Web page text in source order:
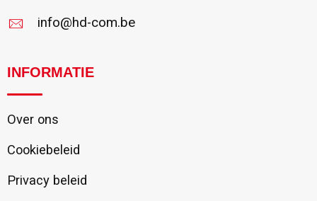
info@hd-com.be
INFORMATIE
Over ons
Cookiebeleid
Privacy beleid